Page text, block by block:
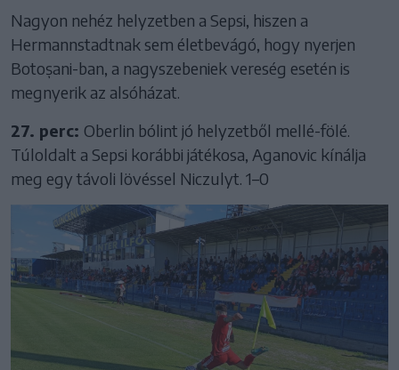
Nagyon nehéz helyzetben a Sepsi, hiszen a
Hermannstadtnak sem életbevágó, hogy nyerjen
Botoșani-ban, a nagyszebeniek vereség esetén is
megnyerik az alsóházat.
27. perc: Oberlin bólint jó helyzetből mellé-fölé.
Túloldalt a Sepsi korábbi játékosa, Aganovic kínálja
meg egy távoli lövéssel Niczulyt. 1–0